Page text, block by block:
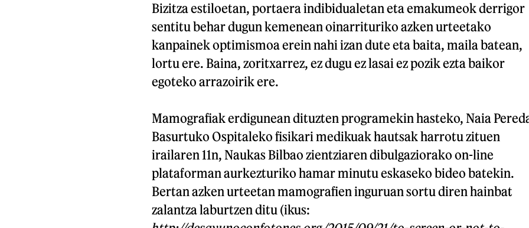
Bizitza estiloetan, portaera indibidualetan eta emakumeok derrigor
sentitu behar dugun kemenean oinarrituriko azken urteetako
kanpainek optimismoa erein nahi izan dute eta baita, maila batean,
lortu ere. Baina, zoritxarrez, ez dugu ez lasai ez pozik ezta baikor
egoteko arrazoirik ere.
Mamografiak erdigunean dituzten programekin hasteko, Naia
Basurtuko Ospitaleko fisikari medikuak hautsak harrotu zituen
irailaren 11n, Naukas Bilbao zientziaren dibulgaziorako on-line
plataforman aurkezturiko hamar minutu eskaseko bideo batekin.
Bertan azken urteetan mamografien inguruan sortu diren hainbat
zalantza laburtzen ditu (ikus: